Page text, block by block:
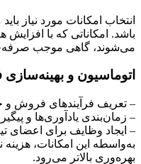
انتخاب امکانات مورد نیاز
باشد. امکاناتی که با
می‌شوند، گاهی موجب
اتوماسیون و بهینه‌سازی
– تعریف فرآیندهای فروش
– زمان‌بندی یادآوری‌ها و
– ایجاد وظایف برای اعضای
به‌واسطه این امکانات،
بهره‌وری بالاتر می‌رود.